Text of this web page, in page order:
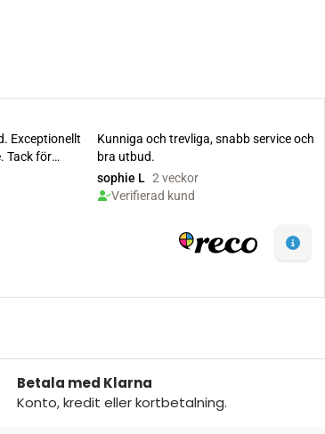
Betala med Klarna
Konto, kredit eller kortbetalning.